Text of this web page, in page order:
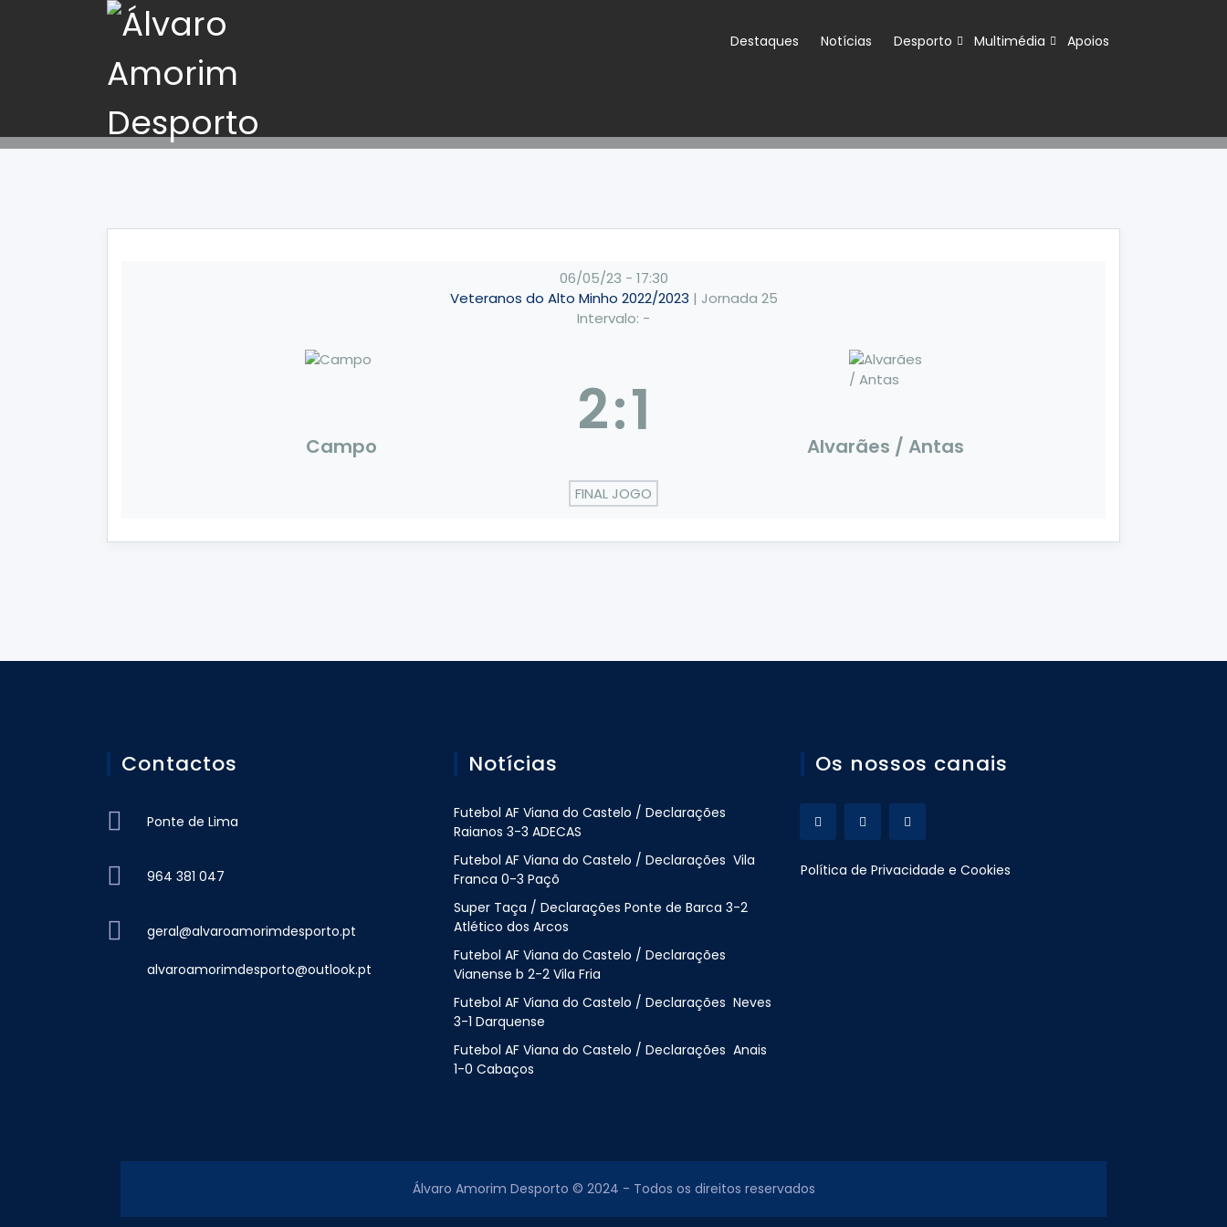
Destaques Notícias Desporto Multimédia Apoios
06/05/23 - 17:30
Veteranos do Alto Minho 2022/2023 | Jornada 25
Intervalo: -
Campo 2:1 Alvarães / Antas
FINAL JOGO
Contactos
Ponte de Lima
964 381 047
geral@alvaroamorimdesporto.pt
alvaroamorimdesporto@outlook.pt
Notícias
Futebol AF Viana do Castelo / Declarações
Raianos 3-3 ADECAS
Futebol AF Viana do Castelo / Declarações Vila
Franca 0-3 Paçõ
Super Taça / Declarações Ponte de Barca 3-2
Atlético dos Arcos
Futebol AF Viana do Castelo / Declarações
Vianense b 2-2 Vila Fria
Futebol AF Viana do Castelo / Declarações Neves
3-1 Darquense
Futebol AF Viana do Castelo / Declarações Anais
1-0 Cabaços
Os nossos canais
Política de Privacidade e Cookies
Álvaro Amorim Desporto © 2024 - Todos os direitos reservados